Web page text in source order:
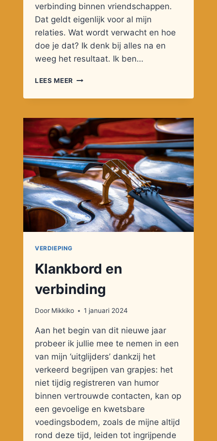
verbinding binnen vriendschappen.
Dat geldt eigenlijk voor al mijn
relaties. Wat wordt verwacht en hoe
doe je dat? Ik denk bij alles na en
weeg het resultaat. Ik ben…
LEES MEER VRIENDIN
KRACHT?
VERDIEPING
Klankbord en
verbinding
Door Mikkiko 1 januari 2024
Aan het begin van dit nieuwe jaar
probeer ik jullie mee te nemen in een
van mijn ‘uitglijders’ dankzij het
verkeerd begrijpen van grapjes: het
niet tijdig registreren van humor
binnen vertrouwde contacten, kan op
een gevoelige en kwetsbare
voedingsbodem, zoals de mijne altijd
rond deze tijd, leiden tot ingrijpende